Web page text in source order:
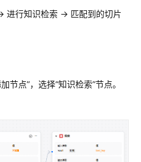
进行知识检索 → 匹配到的切片
节点”，选择“知识检索”节点。